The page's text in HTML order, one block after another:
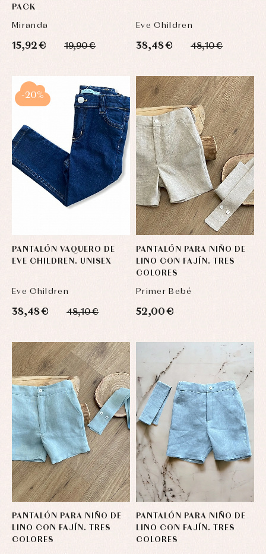
PACK
Miranda
15,92 € 19,90 €
Eve Children
38,48 € 48,10 €
PANTALÓN VAQUERO DE
EVE CHILDREN. UNISEX
Eve Children
38,48 € 48,10 €
-20%
PANTALÓN PARA NIÑO DE
LINO CON FAJÍN. TRES
COLORES
Primer Bebé
52,00 €
PANTALÓN PARA NIÑO DE
LINO CON FAJÍN. TRES
COLORES
PANTALÓN PARA NIÑO DE
LINO CON FAJÍN. TRES
COLORES